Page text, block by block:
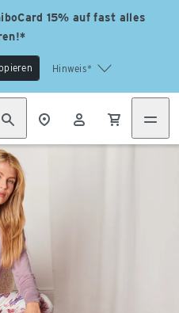
15% auf fast alles
Hinweis*